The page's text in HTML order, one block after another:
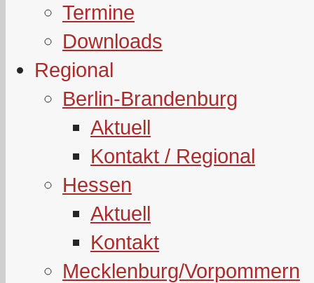
Termine
Downloads
Regional
Berlin-Brandenburg
Aktuell
Kontakt / Regional
Hessen
Aktuell
Kontakt
Mecklenburg/Vorpommern